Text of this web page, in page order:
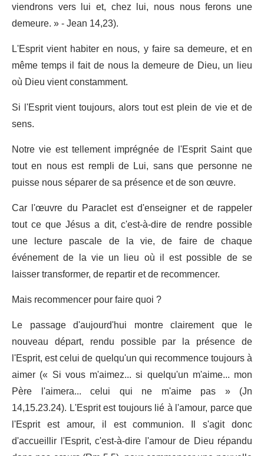
viendrons vers lui et, chez lui, nous nous ferons une
demeure. » - Jean 14,23).
L'Esprit vient habiter en nous, y faire sa demeure, et en
même temps il fait de nous la demeure de Dieu, un lieu
où Dieu vient constamment.
Si l'Esprit vient toujours, alors tout est plein de vie et de
sens.
Notre vie est tellement imprégnée de l'Esprit Saint que
tout en nous est rempli de Lui, sans que personne ne
puisse nous séparer de sa présence et de son œuvre.
Car l'œuvre du Paraclet est d'enseigner et de rappeler
tout ce que Jésus a dit, c'est-à-dire de rendre possible
une lecture pascale de la vie, de faire de chaque
événement de la vie un lieu où il est possible de se
laisser transformer, de repartir et de recommencer.
Mais recommencer pour faire quoi ?
Le passage d'aujourd'hui montre clairement que le
nouveau départ, rendu possible par la présence de
l'Esprit, est celui de quelqu'un qui recommence toujours à
aimer (« Si vous m'aimez... si quelqu'un m'aime... mon
Père l'aimera... celui qui ne m'aime pas » (Jn
14,15.23.24). L'Esprit est toujours lié à l'amour, parce que
l'Esprit est amour, il est communion. Il s'agit donc
d'accueillir l'Esprit, c'est-à-dire l'amour de Dieu répandu